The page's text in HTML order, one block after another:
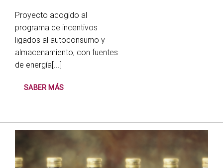
Proyecto acogido al
programa de incentivos
ligados al autoconsumo y
almacenamiento, con fuentes
de energía[...]
SABER MÁS